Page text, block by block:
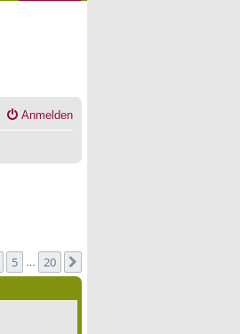
Anmelden
5 20